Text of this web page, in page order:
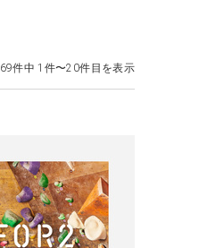
69件中 1件〜20件目を表示